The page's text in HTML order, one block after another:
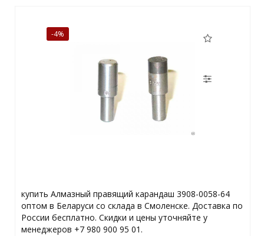
-4%
купить Алмазный правящий карандаш 3908-0058-64
оптом в Беларуси со склада в Смоленске. Доставка по
России бесплатно. Скидки и цены уточняйте у
менеджеров +7 980 900 95 01.